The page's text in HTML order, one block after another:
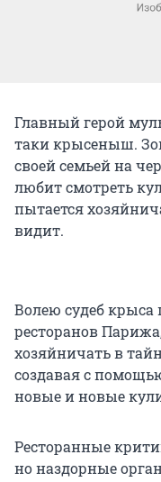
Главный герой
таки крысеныш.
своей семьей на
любит смотреть
пытается
видит.
Волею судеб
ресторанов
хозяйничать в
создавая с
новые и новые
Ресторанные
но наздорные